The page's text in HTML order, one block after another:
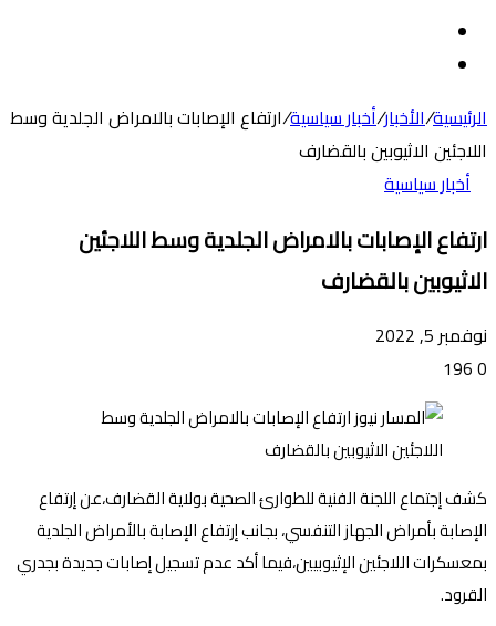
الرئيسية/الأخبار/أخبار سياسية/ارتفاع الإصابات بالامراض الجلدية وسط
اللاجئين الاثيوبين بالقضارف
أخبار سياسية
ارتفاع الإصابات بالامراض الجلدية وسط اللاجئين
الاثيوبين بالقضارف
نوفمبر 5, 2022
0
كشف إجتماع اللجنة الفنية للطوارئ الصحية بولاية القضارف،عن إرتفاع
الإصابة بأمراض الجهاز التنفسي، بجانب إرتفاع الإصابة بالأمراض الجلدية
بمعسكرات اللاجئين الإثيوبيين،فيما أكد عدم تسجيل إصابات جديدة بجدري
القرود.